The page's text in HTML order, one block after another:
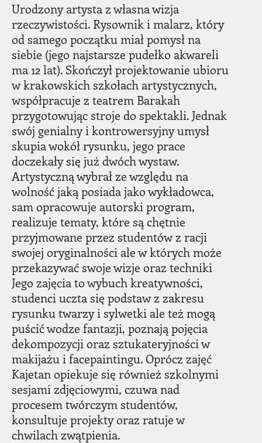
Urodzony artysta z własna wizja
rzeczywistości. Rysownik i malarz, który
od samego początku miał pomysł na
siebie (jego najstarsze pudełko akwareli
ma 12 lat). Skończył projektowanie ubioru
w krakowskich szkołach artystycznych,
współpracuje z teatrem Barakah
przygotowując stroje do spektakli. Jednak
swój genialny i kontrowersyjny umysł
skupia wokół rysunku, jego prace
doczekały się już dwóch wystaw.
Artystyczną wybrał ze względu na
wolność jaką posiada jako wykładowca,
sam opracowuje autorski program,
realizuje tematy, które są chętnie
przyjmowane przez studentów z racji
swojej oryginalności ale w których może
przekazywać swoje wizje oraz techniki
Jego zajęcia to wybuch kreatywności,
studenci uczta się podstaw z zakresu
rysunku twarzy i sylwetki ale też mogą
puścić wodze fantazji, poznają pojęcia
dekompozycji oraz sztukateryjności w
makijażu i facepaintingu. Oprócz zajęć
Kajetan opiekuje się również szkolnymi
sesjami zdjęciowymi, czuwa nad
procesem twórczym studentów,
konsultuje projekty oraz ratuje w
chwilach zwątpienia.